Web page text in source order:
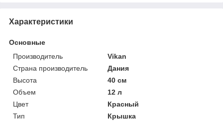
Характеристики
Основные
Производитель
Vikan
Страна производитель
Дания
Высота
40 см
Объем
12 л
Цвет
Красный
Тип
Крышка